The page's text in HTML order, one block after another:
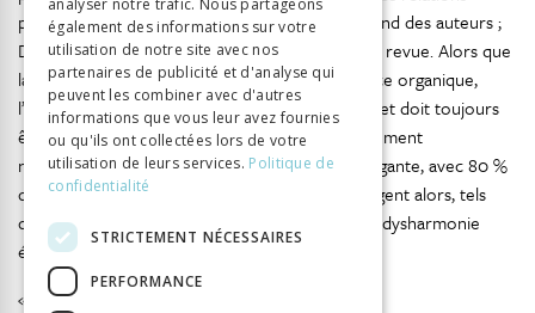
parents-enfant. Chaque modèle théorique dépend des auteurs ;
Despert, Bender, Kanner, Mahler sont passés en revue. Alors que
la psychose s’oppose classiquement à la démence organique,
l’atteinte encéphalopathique n’est jamais exclue et doit toujours
être prise en compte. À trop élargir le regroupement
nosographique on risque une extension extravagante, avec 80 %
des malades (! ). Des concepts marginaux émergent alors, tels
que ceux d’enfant atypique, de prépsychose, de dysharmonie
évolutive ou de cas-limite.
« La clinique n’est que le reflet des conceptions
analyser notre trafic. Nous partageons
également des informations sur votre
utilisation de notre site avec nos
partenaires de publicité et d'analyse qui
peuvent les combiner avec d'autres
informations que vous leur avez fournies
ou qu'ils ont collectées lors de votre
utilisation de leurs services. Politique de
confidentialité
STRICTEMENT NÉCESSAIRES
PERFORMANCE